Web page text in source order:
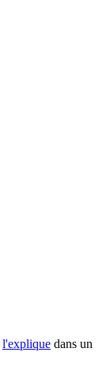
l'explique dans un